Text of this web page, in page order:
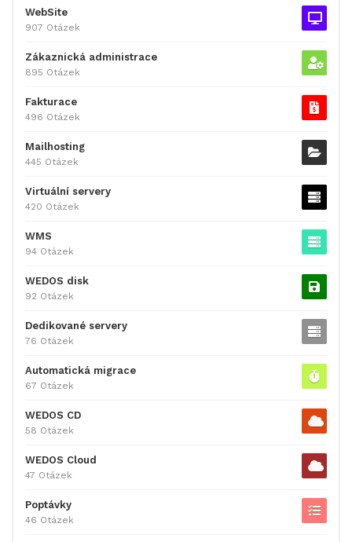
WebSite
907 Otázek
Zákaznická administrace
895 Otázek
Fakturace
496 Otázek
Mailhosting
445 Otázek
Virtuální servery
420 Otázek
WMS
94 Otázek
WEDOS disk
92 Otázek
Dedikované servery
76 Otázek
Automatická migrace
67 Otázek
WEDOS CD
58 Otázek
WEDOS Cloud
47 Otázek
Poptávky
46 Otázek